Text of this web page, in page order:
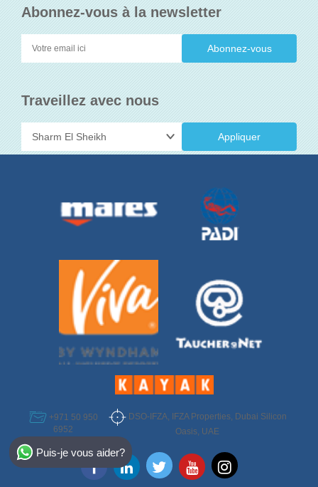
Abonnez-vous à la newsletter
Traveillez avec nous
Appliquer
+971 50 950
6952
DSO-IFZA, IFZA Properties, Dubai Silicon
Oasis, UAE
Puis-je vous aider?
Select Destination
Egypt